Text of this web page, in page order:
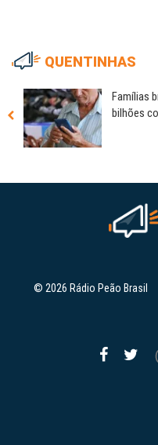
QUENTINHAS
Famílias
bilhões
© 2026 Rádio Peão Brasil